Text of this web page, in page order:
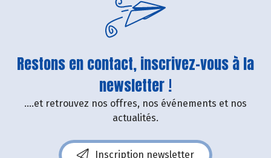
Restons en contact, inscrivez-vous à la
newsletter !
....et retrouvez nos offres, nos événements et nos
actualités.
Inscription newsletter